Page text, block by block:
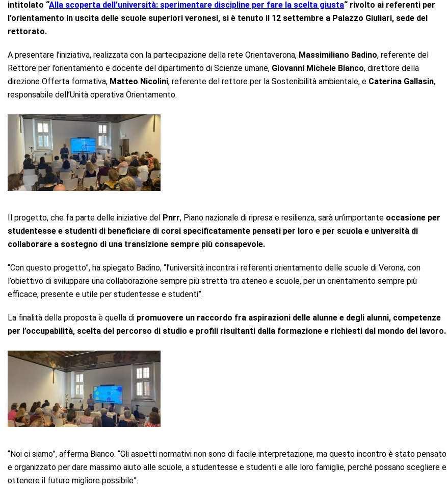
intitolato “Alla scoperta dell’università: sperimentare discipline per fare la scelta giusta“ rivolto ai referenti per
l’orientamento in uscita delle scuole superiori veronesi, si è tenuto il 12 settembre a Palazzo Giuliari, sede del
rettorato.
A presentare l’iniziativa, realizzata con la partecipazione della rete Orientaverona, Massimiliano Badino, referente del
Rettore per l’orientamento e docente del dipartimento di Scienze umane, Giovanni Michele Bianco, direttore della
direzione Offerta formativa, Matteo Nicolini, referente del rettore per la Sostenibilità ambientale, e Caterina Gallasin,
responsabile dell’Unità operativa Orientamento.
Il progetto, che fa parte delle iniziative del Pnrr, Piano nazionale di ripresa e resilienza, sarà un’importante occasione per
studentesse e studenti di beneficiare di corsi specificatamente pensati per loro e per scuola e università di
collaborare a sostegno di una transizione sempre più consapevole.
“Con questo progetto”, ha spiegato Badino, “l’università incontra i referenti orientamento delle scuole di Verona, con
l’obiettivo di sviluppare una collaborazione sempre più stretta tra ateneo e scuole, per un orientamento sempre più
efficace, presente e utile per studentesse e studenti”.
La finalità della proposta è quella di promuovere un raccordo fra aspirazioni delle alunne e degli alunni, competenze
per l’occupabilità, scelta del percorso di studio e profili risultanti dalla formazione e richiesti dal mondo del lavoro.
“Noi ci siamo”, afferma Bianco. “Gli aspetti normativi non sono di facile interpretazione, ma questo incontro è stato pensato
e organizzato per dare massimo aiuto alle scuole, a studentesse e studenti e alle loro famiglie, perché possano scegliere e
ottenere il futuro migliore possibile”.